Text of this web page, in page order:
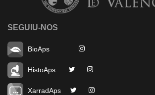
SEGUIU-NOS
BioAps
HistoAps
XarradAps